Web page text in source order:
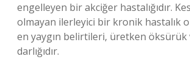
engelleyen bir akciğer hastalığıdır.
olmayan ilerleyici bir kronik hastalık
en yaygın belirtileri, üretken öksürük
darlığıdır.